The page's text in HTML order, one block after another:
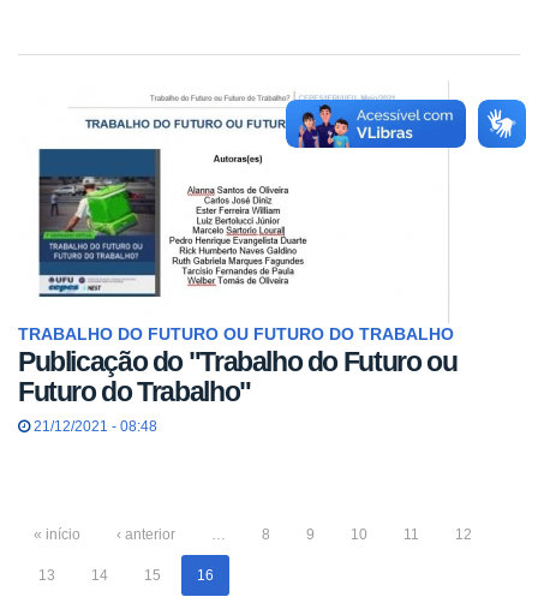
TRABALHO DO FUTURO OU FUTURO DO TRABALHO
Publicação do "Trabalho do Futuro ou
Futuro do Trabalho"
21/12/2021 - 08:48
« início ‹ anterior 8 9 10 11 12
13 14 15 16